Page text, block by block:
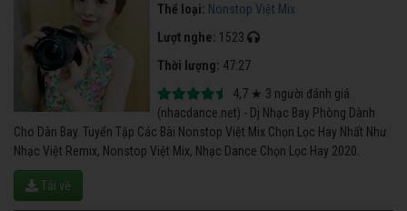
Thể loại: Nonstop Việt Mix
Lượt nghe: 1523
Thời lượng: 47:27
4,7 ★ 3 người đánh giá
(nhacdance.net) - Dj Nhạc Bay Phòng Dành
Cho Dân Bay. Tuyển Tập Các Bài Nonstop Việt Mix Chọn Lọc Hay Nhất Như
Nhạc Việt Remix, Nonstop Việt Mix, Nhạc Dance Chọn Lọc Hay 2020.
Tải về